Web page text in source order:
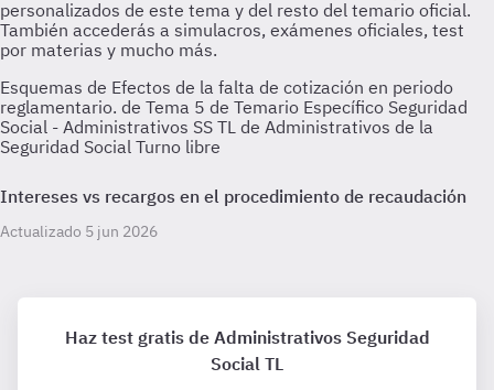
Esquemas de Efectos de la falta de cotización en periodo
reglamentario. de Tema 5 de Temario Específico Seguridad
Social - Administrativos SS TL de Administrativos de la
Seguridad Social Turno libre
Intereses vs recargos en el procedimiento de recaudación
Actualizado 5 jun 2026
Haz test gratis de Administrativos Seguridad
Social TL